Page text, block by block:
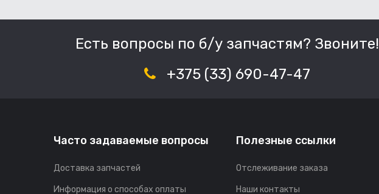
Есть вопросы по б/у запчастям? Звоните!
+375 (33) 690-47-47
Часто задаваемые вопросы
Доставка запчастей
Информация о способах оплаты
Полезные ссылки
Отслеживание заказа
Наши контакты